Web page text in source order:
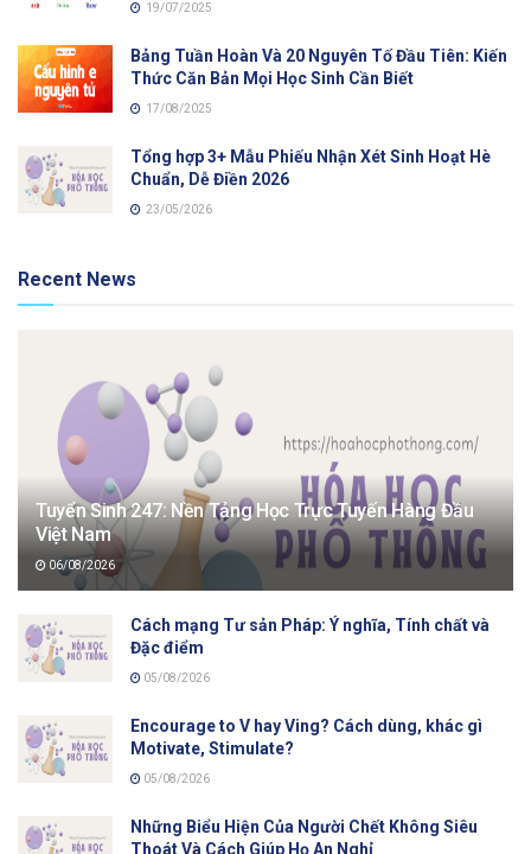
19/07/2025
Bảng Tuần Hoàn Và 20 Nguyên Tố Đầu Tiên: Kiến
Thức Căn Bản Mọi Học Sinh Cần Biết
17/08/2025
Tổng hợp 3+ Mẫu Phiếu Nhận Xét Sinh Hoạt Hè
Chuẩn, Dễ Điền 2026
23/05/2026
Recent News
Tuyển Sinh 247: Nền Tảng Học Trực Tuyến Hàng Đầu
Việt Nam
06/08/2026
Cách mạng Tư sản Pháp: Ý nghĩa, Tính chất và
Đặc điểm
05/08/2026
Encourage to V hay Ving? Cách dùng, khác gì
Motivate, Stimulate?
05/08/2026
Những Biểu Hiện Của Người Chết Không Siêu
Thoát Và Cách Giúp Họ An Nghỉ